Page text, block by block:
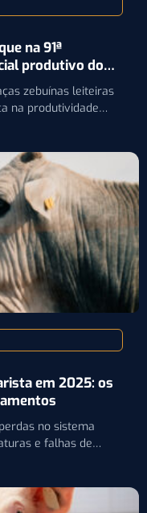
na 91ª
produtivo do
zebuínas leiteiras
na produtividade
em 2025: os
no sistema
e falhas de